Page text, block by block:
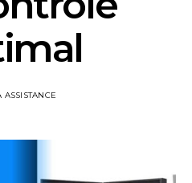
ASSISTANCE